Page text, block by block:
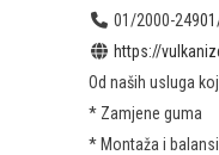
01/2000-249
https://
Od naših usluga
* Zamjene guma
* Montaža i